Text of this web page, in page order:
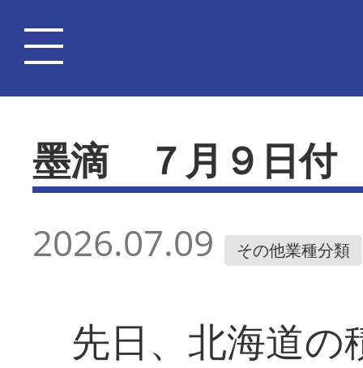
墨滴 ７月９日付
2026.07.09 その他業種分類
先日、北海道の